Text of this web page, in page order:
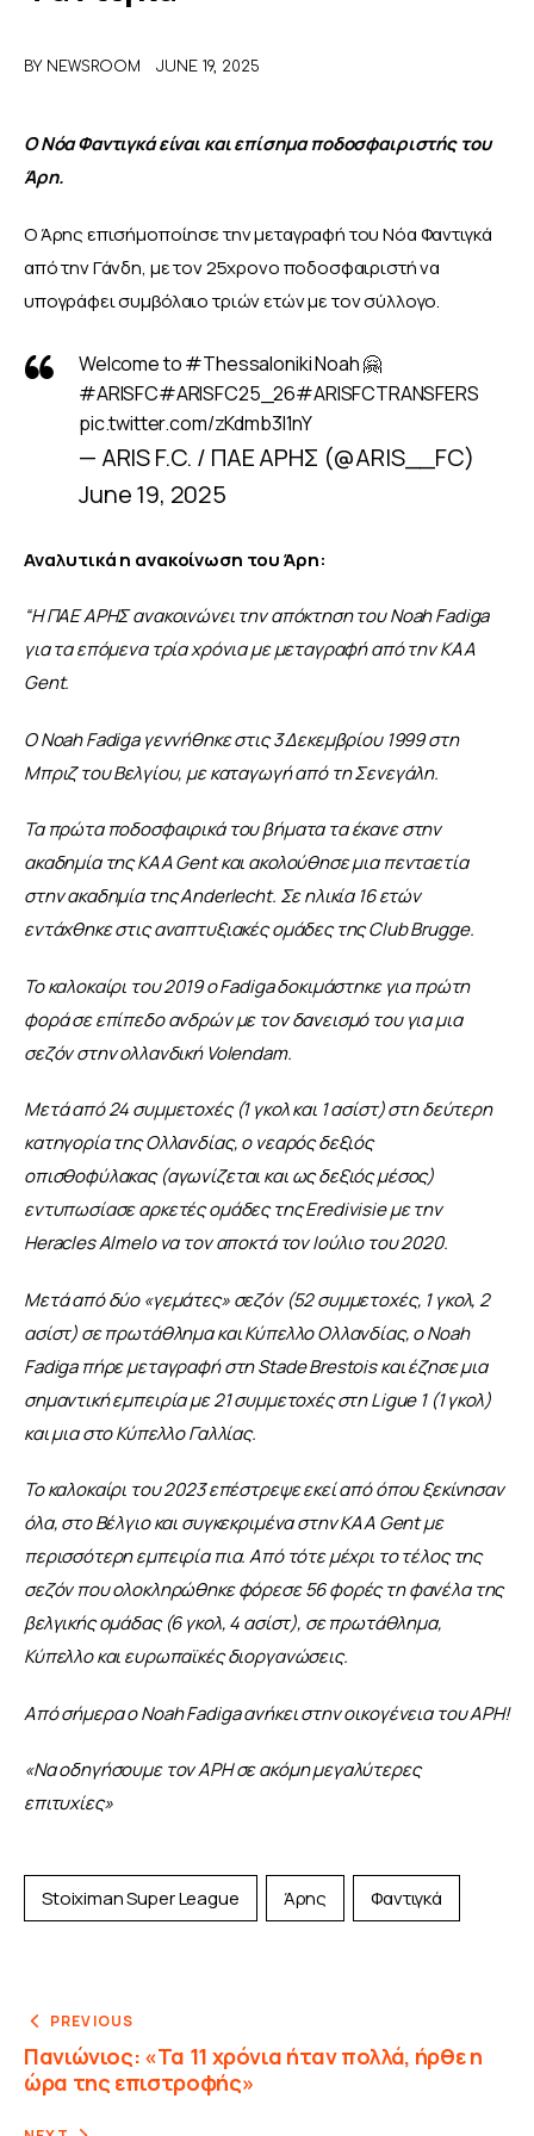
ΑΦΙΕΡΩΜΑΤΑ
BY NEWSROOM JUNE 19, 2025
Ο Νόα Φαντιγκά είναι και επίσημα ποδοσφαιριστής του
Άρη.
Ο Άρης επισήμοποίησε την μεταγραφή του Νόα Φαντιγκά
από την Γάνδη, με τον 25χρονο ποδοσφαιριστή να
υπογράφει συμβόλαιο τριών ετών με τον σύλλογο.
Welcome to#ThessalonikiNoah 🤗
#ARISFC#ARISFC25_26#ARISFCTRANSFERS
pic.twitter.com/zKdmb3l1nY
— ARIS F.C. / ΠΑΕ ΑΡΗΣ (@ARIS__FC)
June 19, 2025
Αναλυτικά η ανακοίνωση του Άρη:
“Η ΠΑΕ ΑΡΗΣ ανακοινώνει την απόκτηση του Noah Fadiga
για τα επόμενα τρία χρόνια με μεταγραφή από την KAA
Gent.
O Noah Fadiga γεννήθηκε στις 3 Δεκεμβρίου 1999 στη
Μπριζ του Βελγίου, με καταγωγή από τη Σενεγάλη.
Τα πρώτα ποδοσφαιρικά του βήματα τα έκανε στην
ακαδημία της KAA Gent και ακολούθησε μια πενταετία
στην ακαδημία της Anderlecht. Σε ηλικία 16 ετών
εντάχθηκε στις αναπτυξιακές ομάδες της Club Brugge.
Το καλοκαίρι του 2019 ο Fadiga δοκιμάστηκε για πρώτη
φορά σε επίπεδο ανδρών με τον δανεισμό του για μια
σεζόν στην ολλανδική Volendam.
Μετά από 24 συμμετοχές (1 γκολ και 1 ασίστ) στη δεύτερη
κατηγορία της Ολλανδίας, ο νεαρός δεξιός
οπισθοφύλακας (αγωνίζεται και ως δεξιός μέσος)
εντυπωσίασε αρκετές ομάδες της Eredivisie με την
Heracles Almelo να τον αποκτά τον Ιούλιο του 2020.
Μετά από δύο «γεμάτες» σεζόν (52 συμμετοχές, 1 γκολ, 2
ασίστ) σε πρωτάθλημα και Κύπελλο Ολλανδίας, ο Noah
Fadiga πήρε μεταγραφή στη Stade Brestois και έζησε μια
σημαντική εμπειρία με 21 συμμετοχές στη Ligue 1 (1 γκολ)
και μια στο Κύπελλο Γαλλίας.
Το καλοκαίρι του 2023 επέστρεψε εκεί από όπου ξεκίνησαν
όλα, στο Βέλγιο και συγκεκριμένα στην KAA Gent με
περισσότερη εμπειρία πια. Από τότε μέχρι το τέλος της
σεζόν που ολοκληρώθηκε φόρεσε 56 φορές τη φανέλα της
βελγικής ομάδας (6 γκολ, 4 ασίστ), σε πρωτάθλημα,
Κύπελλο και ευρωπαϊκές διοργανώσεις.
Από σήμερα ο Noah Fadiga ανήκει στην οικογένεια του ΑΡΗ!
«Να οδηγήσουμε τον ΑΡΗ σε ακόμη μεγαλύτερες
επιτυχίες»
Stoiximan Super League Άρης Φαντιγκά
PREVIOUS
Πανιώνιος: «Τα 11 χρόνια ήταν πολλά, ήρθε η
ώρα της επιστροφής»